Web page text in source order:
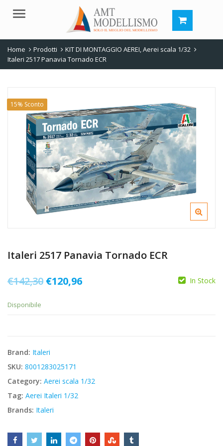
Menu
Home Prodotti KIT DI MONTAGGIO AEREI,Aerei scala 1/32
Italeri 2517 Panavia Tornado ECR
15% Sconto
Italeri 2517 Panavia Tornado ECR
€142,30 Il
€120,96Il
In Stock
Disponibile
Brand: Italeri
SKU: 8001283025171
Category: Aerei scala 1/32
Tag: Aerei Italeri 1/32
Brands: Italeri